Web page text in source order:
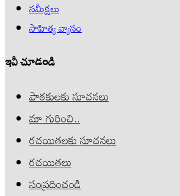
సమీక్షలు
సాహిత్య వ్యాసం
ఇవీ చూడండి
పాఠకులకు సూచనలు
మా గురించి..
రచయితలకు సూచనలు
రచయితలు
సంప్రదించండి